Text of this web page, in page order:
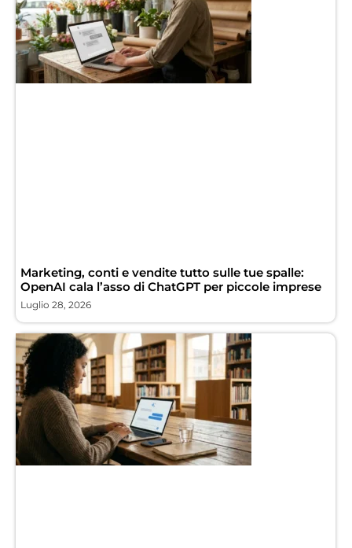
Marketing, conti e vendite tutto sulle tue spalle:
OpenAI cala l’asso di ChatGPT per piccole imprese
Luglio 28, 2026